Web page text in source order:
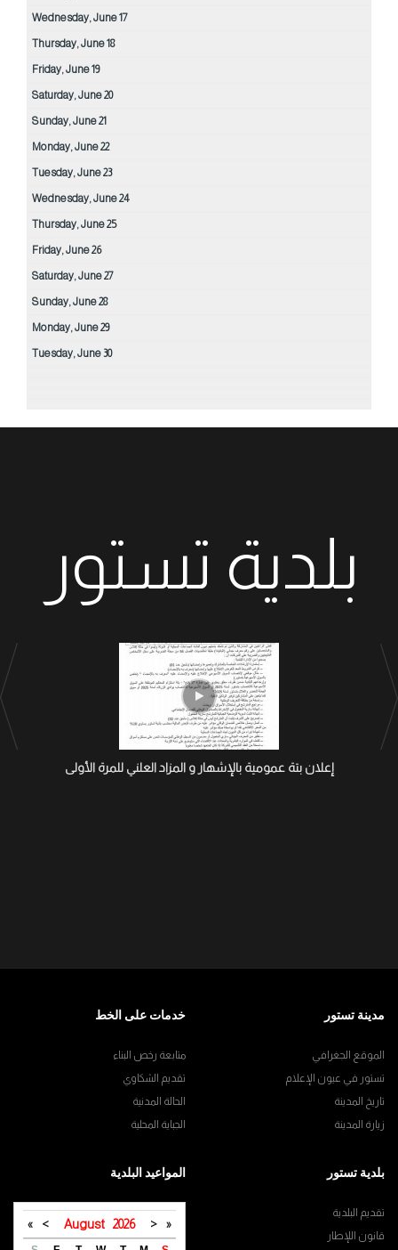
Wednesday,June17
Thursday,June18
Friday,June19
Saturday,June20
Sunday,June21
Monday,June22
Tuesday,June23
Wednesday,June24
Thursday,June25
Friday,June26
Saturday,June27
Sunday,June28
Monday,June29
Tuesday,June30
بلدية تستور
إعلان بتة عمومية بالإشهار و المزاد العلني للمرة الأولى
مدينة تستور
الموقع الجغرافي
تستور في عيون الإعلام
تاريخ المدينة
زيارة المدينة
خدمات على الخط
متابعة رخص البناء
تقديم الشكاوي
الحالة المدنية
الجباية المحلية
بلدية تستور
تقديم البلدية
قانون اللإطار
المواعيد البلدية
«
<
August 2026
>
»